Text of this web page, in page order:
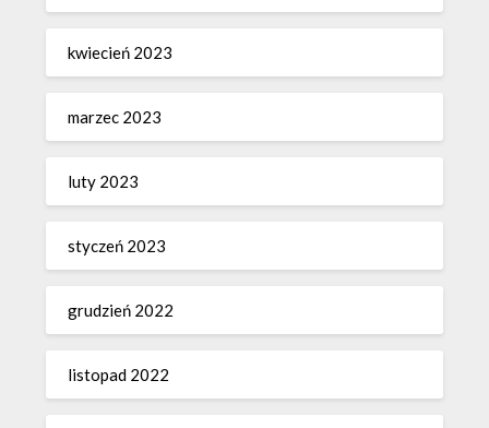
kwiecień 2023
marzec 2023
luty 2023
styczeń 2023
grudzień 2022
listopad 2022